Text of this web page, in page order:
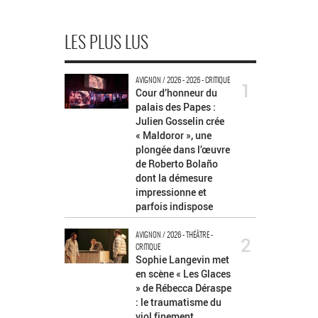
LES PLUS LUS
AVIGNON / 2026 - 2026 - CRITIQUE
Cour d’honneur du
palais des Papes :
Julien Gosselin crée
« Maldoror », une
plongée dans l’œuvre
de Roberto Bolaño
dont la démesure
impressionne et
parfois indispose
1
AVIGNON / 2026 - THÉÂTRE -
CRITIQUE
Sophie Langevin met
en scène « Les Glaces
» de Rébecca Déraspe
: le traumatisme du
2